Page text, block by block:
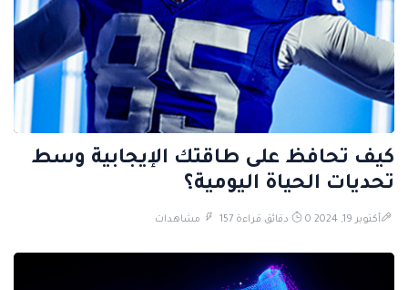
كيف تحافظ على طاقتك الإيجابية وسط
تحديات الحياة اليومية؟
أكتوبر 19, 2024 0 دقائق قراءة 157 مشاهدات